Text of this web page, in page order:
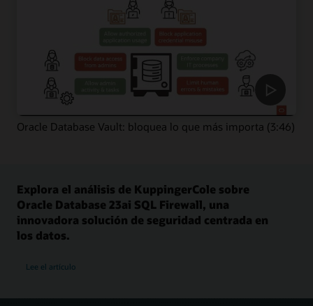
Oracle Database Vault: bloquea lo que más importa (3:46)
Explora el análisis de KuppingerCole sobre
Oracle Database 23ai SQL Firewall, una
innovadora solución de seguridad centrada en
los datos.
Lee el artículo